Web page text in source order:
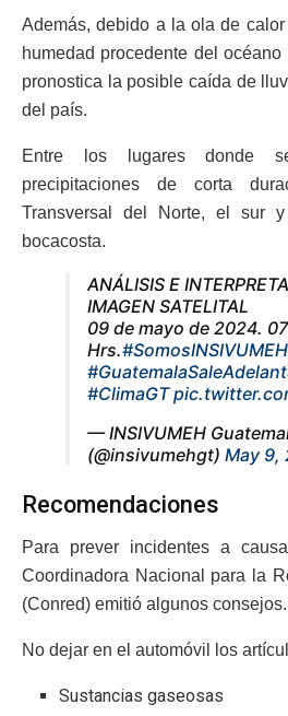
Además, debido a la ola de
humedad procedente del
pronostica la posible caída de
del país.
Entre los lugares donde
precipitaciones de corta
Transversal del Norte, el sur
bocacosta.
ANÁLISIS E
IMAGEN SATELITAL
09 de mayo de 2024.
Hrs.#SomosINSIVUMEH
#ClimaGT
— INSIVUMEH
(@insivumehgt) May 9,
Recomendaciones
Para prever incidentes a
Coordinadora Nacional para la
(Conred) emitió algunos consejos.
No dejar en el automóvil los
Sustancias gaseosas